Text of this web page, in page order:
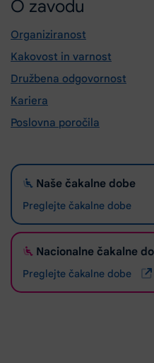
O zavodu
Organiziranost
Kakovost in varnost
Družbena odgovornost
Kariera
Poslovna poročila
Naše čakalne dobe
Preglejte čakalne dobe
Nacionalne čakalne
Preglejte čakalne dobe